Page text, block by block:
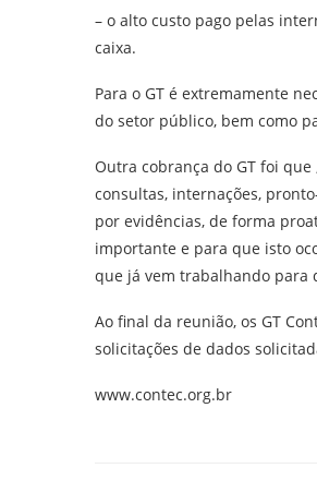
– o alto custo pago pelas
caixa.
Para o GT é extremamente
do setor público, bem como
Outra cobrança do GT foi
consultas, internações,
por evidências, de forma
importante e para que isto
que já vem trabalhando para
Ao final da reunião, os GT
solicitações de dados
www.contec.org.br